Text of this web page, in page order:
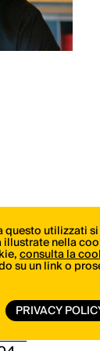
utilizzati
nella
consulta la
su un link o
PRIVACY